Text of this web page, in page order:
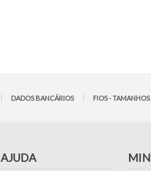
DADOS BANCÁRIOS FIOS - TAMANHOS
AJUDA